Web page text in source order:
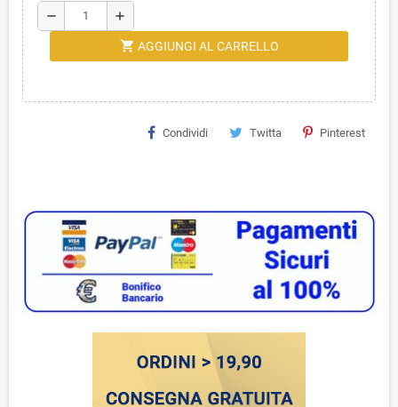
remove add
shopping_cart AGGIUNGI AL CARRELLO
Condividi Twitta Pinterest